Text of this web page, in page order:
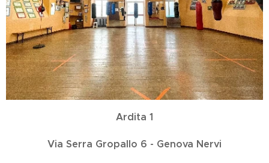
Ardita 1
Via Serra Gropallo 6 - Genova Nervi